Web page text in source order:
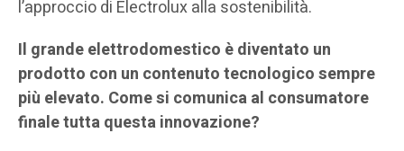
l’approccio di Electrolux alla sostenibilità.
Il grande elettrodomestico è diventato un
prodotto con un contenuto tecnologico sempre
più elevato. Come si comunica al consumatore
finale tutta questa innovazione?